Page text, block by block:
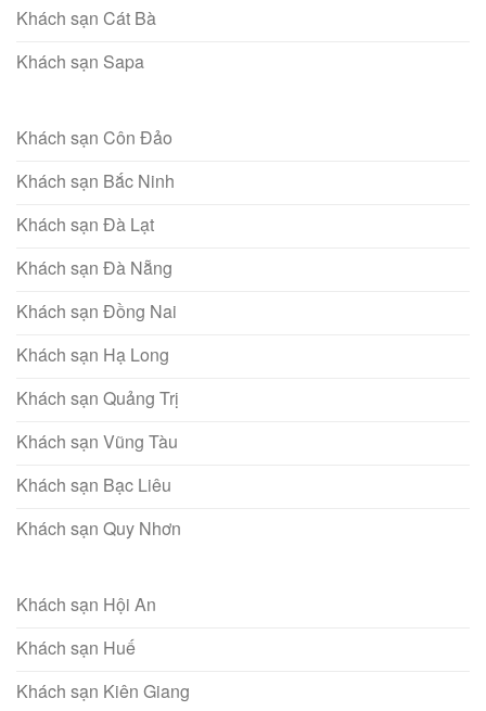
Khách sạn Cát Bà
Khách sạn Sapa
Khách sạn Côn Đảo
Khách sạn Bắc Ninh
Khách sạn Đà Lạt
Khách sạn Đà Nẵng
Khách sạn Đồng Nai
Khách sạn Hạ Long
Khách sạn Quảng Trị
Khách sạn Vũng Tàu
Khách sạn Bạc Liêu
Khách sạn Quy Nhơn
Khách sạn Hội An
Khách sạn Huế
Khách sạn Kiên Giang